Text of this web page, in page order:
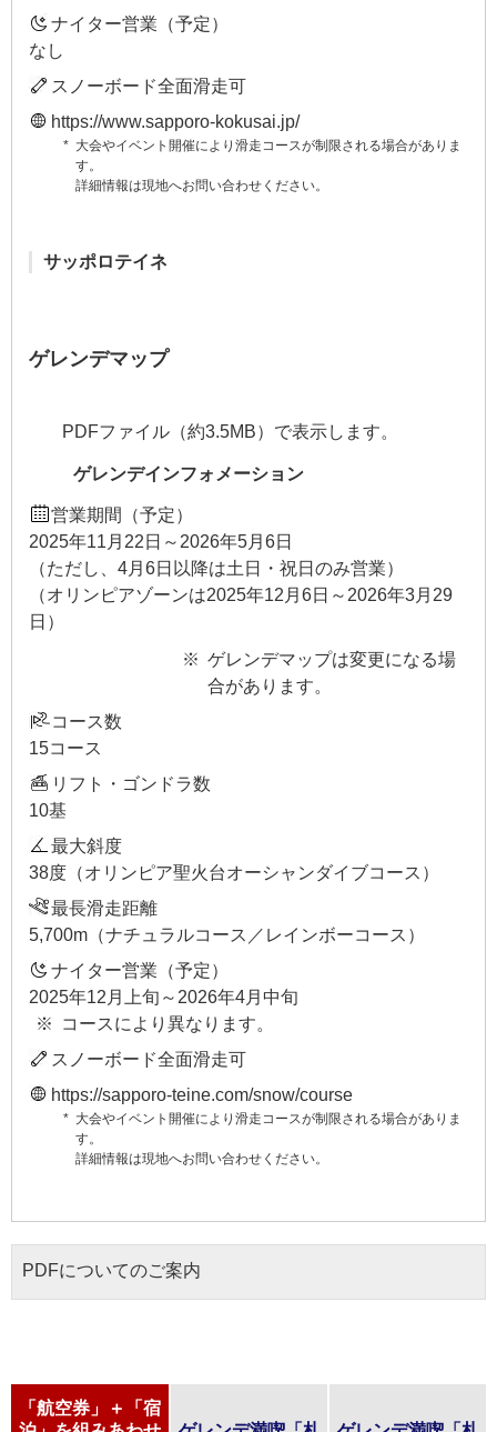
ナイター営業（予定）
なし
スノーボード全面滑走可
https://www.sapporo-kokusai.jp/
大会やイベント開催により滑走コースが制限される場合がありま
す。
詳細情報は現地へお問い合わせください。
サッポロテイネ
ゲレンデマップ
PDFファイル（約3.5MB）で表示します。
ゲレンデインフォメーション
営業期間（予定）
2025年11月22日～2026年5月6日
（ただし、4月6日以降は土日・祝日のみ営業）
（オリンピアゾーンは2025年12月6日～2026年3月29
日）
ゲレンデマップは変更になる場
合があります。
コース数
15コース
リフト・ゴンドラ数
10基
最大斜度
38度（オリンピア聖火台オーシャンダイブコース）
最長滑走距離
5,700m（ナチュラルコース／レインボーコース）
ナイター営業（予定）
2025年12月上旬～2026年4月中旬
コースにより異なります。
スノーボード全面滑走可
https://sapporo-teine.com/snow/course
大会やイベント開催により滑走コースが制限される場合がありま
す。
詳細情報は現地へお問い合わせください。
PDFについてのご案内
「航空券」＋「宿